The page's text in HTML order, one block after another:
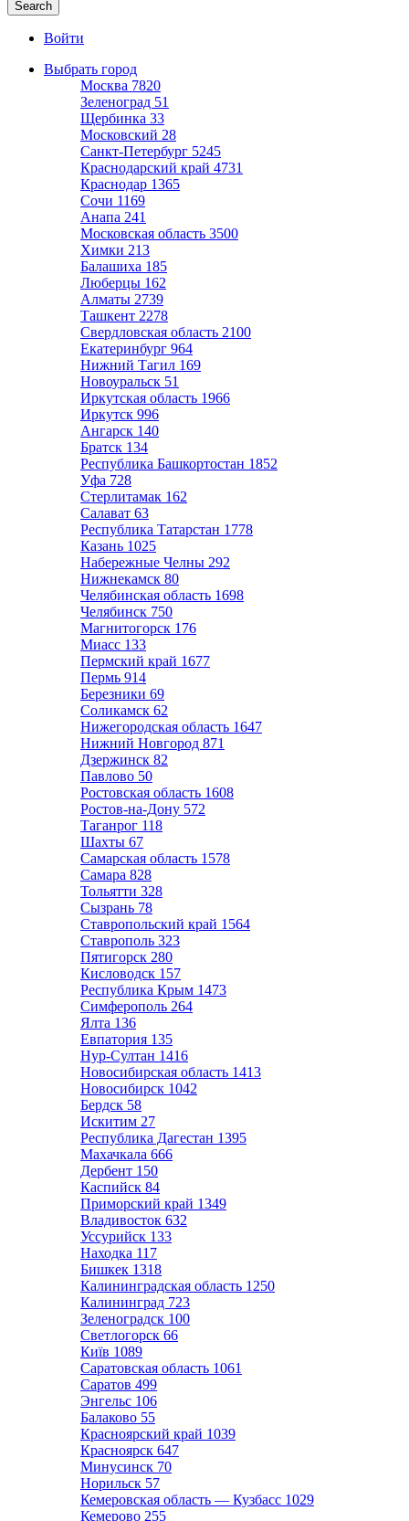
Войти
Выбрать город
Москва 7820
Зеленоград 51
Щербинка 33
Московский 28
Санкт-Петербург 5245
Краснодарский край 4731
Краснодар 1365
Сочи 1169
Анапа 241
Московская область 3500
Химки 213
Балашиха 185
Люберцы 162
Алматы 2739
Ташкент 2278
Свердловская область 2100
Екатеринбург 964
Нижний Тагил 169
Новоуральск 51
Иркутская область 1966
Иркутск 996
Ангарск 140
Братск 134
Республика Башкортостан 1852
Уфа 728
Стерлитамак 162
Салават 63
Республика Татарстан 1778
Казань 1025
Набережные Челны 292
Нижнекамск 80
Челябинская область 1698
Челябинск 750
Магнитогорск 176
Миасс 133
Пермский край 1677
Пермь 914
Березники 69
Соликамск 62
Нижегородская область 1647
Нижний Новгород 871
Дзержинск 82
Павлово 50
Ростовская область 1608
Ростов-на-Дону 572
Таганрог 118
Шахты 67
Самарская область 1578
Самара 828
Тольятти 328
Сызрань 78
Ставропольский край 1564
Ставрополь 323
Пятигорск 280
Кисловодск 157
Республика Крым 1473
Симферополь 264
Ялта 136
Евпатория 135
Нур-Султан 1416
Новосибирская область 1413
Новосибирск 1042
Бердск 58
Искитим 27
Республика Дагестан 1395
Махачкала 666
Дербент 150
Каспийск 84
Приморский край 1349
Владивосток 632
Уссурийск 133
Находка 117
Бишкек 1318
Калининградская область 1250
Калининград 723
Зеленоградск 100
Светлогорск 66
Київ 1089
Саратовская область 1061
Саратов 499
Энгельс 106
Балаково 55
Красноярский край 1039
Красноярск 647
Минусинск 70
Норильск 57
Кемеровская область — Кузбасс 1029
Кемерово 255